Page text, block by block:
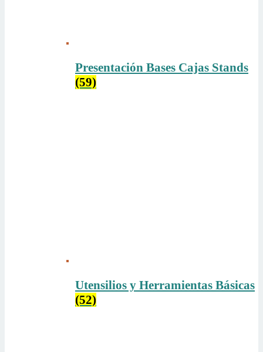
Presentación Bases Cajas Stands
(59)
Utensilios y Herramientas Básicas
(52)